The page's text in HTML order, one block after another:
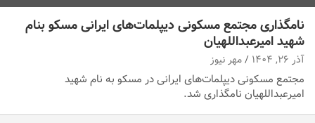
نامگذاری مجتمع مسکونی دیپلمات‌های ایرانی مسکو بنام
شهید امیرعبداللهیان
آذر ۲۶, ۱۴۰۴ مهر نیوز
مجتمع مسکونی دیپلمات‌های ایرانی در مسکو به نام شهید
امیرعبداللهیان نامگذاری شد.